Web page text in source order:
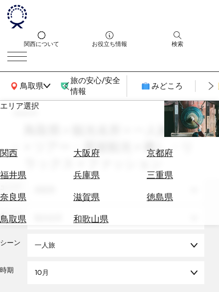
関西について お役立ち情報 検索
鳥取県
関西広域MAP
旅の安心/安全
情報
みどころ
エリア選択
関西 大阪府
京都府
福井県
兵庫県
三重県
奈良県
滋賀県
徳島県
鳥取県
和歌山県
エ
券
テ
を
search
鳥取県 × 観光名所 × 一人旅 × 10月
× ツアー・周遊観光 × 癒し・リ
テーマ
シーン 一人旅
時期 10月